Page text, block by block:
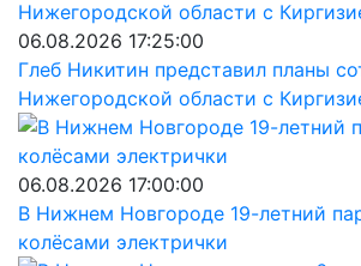
06.08.2026 17:25:00
Глеб Никитин представил планы
Нижегородской области с
06.08.2026 17:00:00
В Нижнем Новгороде 19-летний
колёсами электрички